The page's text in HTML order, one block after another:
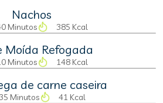
Nachos
Minutos 385 Kcal
Moída Refogada
Minutos 148 Kcal
de carne caseira
35 Minutos 41 Kcal